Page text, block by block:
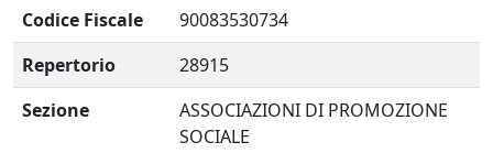
Codice Fiscale
90083530734
Repertorio
28915
Sezione
ASSOCIAZIONI DI PROMOZIONE
SOCIALE